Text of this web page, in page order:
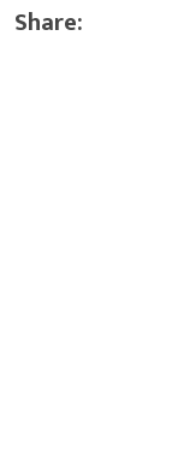
Share: